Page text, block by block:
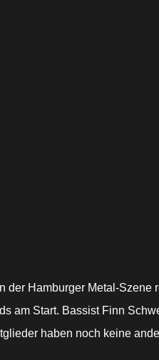
Hamburger Metal-
am Start. Bassist Finn
haben noch keine